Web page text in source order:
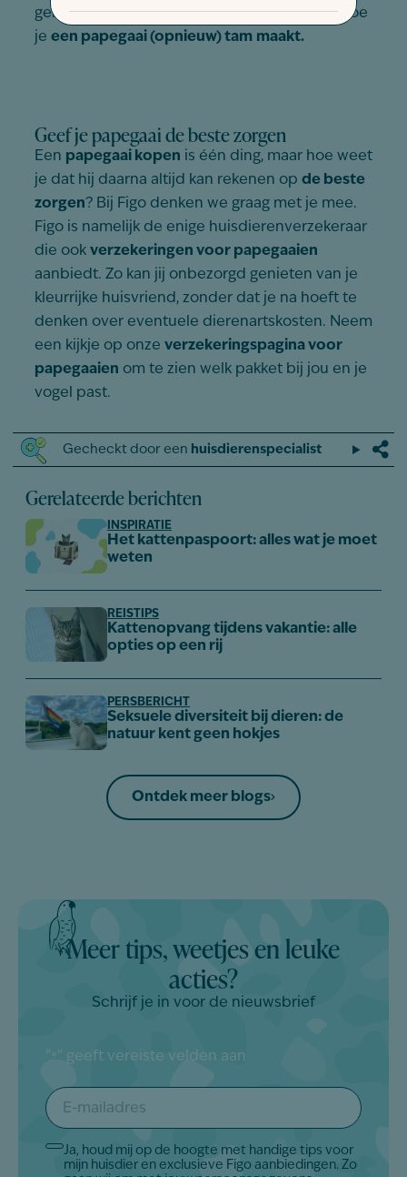
gemeen. Gelukkig kan je dit wel verhelpen. Hoe
je een papegaai (opnieuw) tam maakt.
Geef je papegaai de beste zorgen
Een papegaai kopen is één ding, maar hoe weet
je dat hij daarna altijd kan rekenen op de beste
zorgen? Bij Figo denken we graag met je mee.
Figo is namelijk de enige huisdierenverzekeraar
die ook verzekeringen voor papegaaien
aanbiedt. Zo kan jij onbezorgd genieten van je
kleurrijke huisvriend, zonder dat je na hoeft te
denken over eventuele dierenartskosten. Neem
een kijkje op onze verzekeringspagina voor
papegaaien om te zien welk pakket bij jou en je
vogel past.
Gecheckt door een huisdierenspecialist
Gerelateerde berichten
INSPIRATIE
Het kattenpaspoort: alles wat je moet
weten
REISTIPS
Kattenopvang tijdens vakantie: alle
opties op een rij
PERSBERICHT
Seksuele diversiteit bij dieren: de
natuur kent geen hokjes
Ontdek meer blogs
Meer tips, weetjes en leuke
acties?
Schrijf je in voor de nieuwsbrief
" * " geeft vereiste velden aan
E-
mailadres
*
Akkoord
Ja, houd mij op de hoogte met handige tips voor
mijn huisdier en exclusieve Figo aanbiedingen. Zo